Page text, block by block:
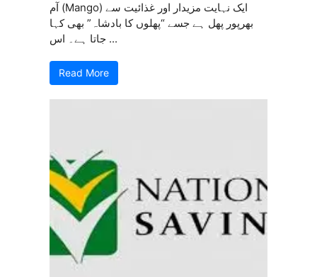
آم (Mango) ایک نہایت مزیدار اور غذائیت سے
بھرپور پھل ہے جسے “پھلوں کا بادشاہ” بھی کہا
جاتا ہے۔ اس ...
Read More